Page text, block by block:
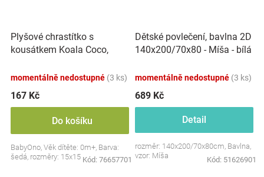
Plyšové chrastítko s
kousátkem Koala Coco,
momentálně nedostupné (3 ks)
167 Kč
Do košíku
BabyOno, Věk dítěte: 0m+, Barva:
šedá, rozměry: 15x15 cm.
Kód: 76657701
Dětské povlečení, bavlna 2D
140x200/70x80 - Míša - bílá
momentálně nedostupné (3 ks)
689 Kč
Detail
rozměr: 140x200/70x80cm, Bavlna,
vzor: Míša
Kód: 51626901